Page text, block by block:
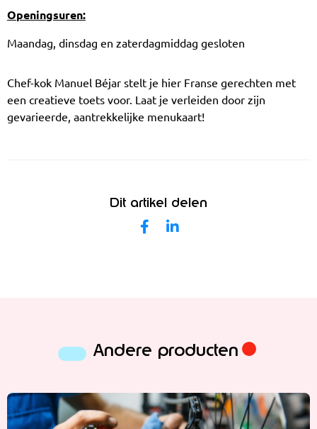
Openingsuren:
Maandag, dinsdag en zaterdagmiddag gesloten
Chef-kok Manuel Béjar stelt je hier Franse gerechten met
een creatieve toets voor. Laat je verleiden door zijn
gevarieerde, aantrekkelijke menukaart!
Dit artikel delen
Andere producten